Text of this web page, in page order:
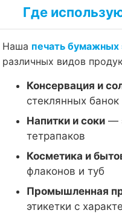
Где
Наша печать бумажных
различных видов
Консервация и
стеклянных банок
Напитки и соки —
тетрапаков
Косметика и
флаконов и туб
Промышленная
этикетки с